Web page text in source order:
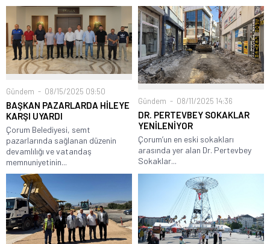
Gündem 08/15/2025 09:50
BAŞKAN PAZARLARDA HİLEYE
KARŞI UYARDI
Çorum Belediyesi, semt
pazarlarında sağlanan düzenin
devamlılığı ve vatandaş
memnuniyetinin...
Gündem 08/11/2025 14:36
DR. PERTEVBEY SOKAKLAR
YENİLENİYOR
Çorum’un en eski sokakları
arasında yer alan Dr. Pertevbey
Sokaklar...